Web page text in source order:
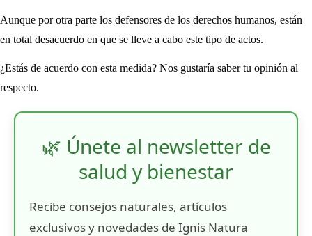
Aunque por otra parte los defensores de los derechos humanos, están
en total desacuerdo en que se lleve a cabo este tipo de actos.
¿Estás de acuerdo con esta medida? Nos gustaría saber tu opinión al
respecto.
🌿 Únete al newsletter de
salud y bienestar
Recibe consejos naturales, artículos
exclusivos y novedades de Ignis Natura